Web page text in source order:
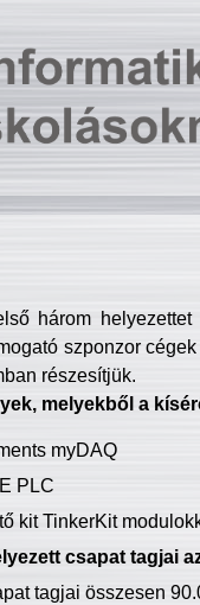
három
szponzor
részesítjük.
melyekből a
myDAQ
PLC
kit TinkerKit
csapat tagjai
tagjai összesen